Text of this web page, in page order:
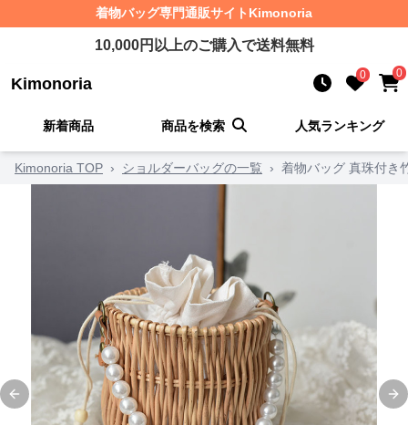
着物バッグ専門通販サイト Kimonoria
10,000円以上のご購入で送料無料
Kimonoria 0 0
新着商品 商品を検索 人気ランキング
Kimonoria TOP › ショルダーバッグの一覧 › 着物バッグ 真珠付き
Previous slide